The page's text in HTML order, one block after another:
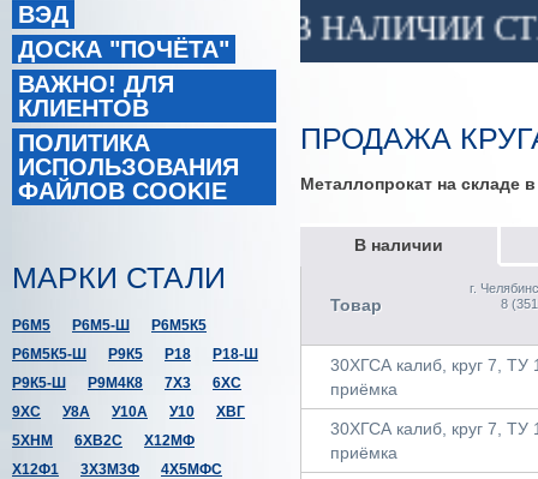
В НАЛИЧИИ СТАЛЬ
ПРОДАЖА
Металлопрокат на складе
В наличии
г.
8
Товар
30ХГСА калиб, круг 7, ТУ
приёмка
30ХГСА калиб, круг 7, ТУ
приёмка
ВЭД
ДОСКА "ПОЧЁТА"
ВАЖНО! ДЛЯ
КЛИЕНТОВ
ПОЛИТИКА
ИСПОЛЬЗОВАНИЯ
ФАЙЛОВ COOKIE
МАРКИ СТАЛИ
Р6М5 Р6М5-Ш
Р6М5К5
Р6М5К5-Ш
Р9К5 Р18
Р18-Ш
Р9К5-Ш
Р9М4К8 7Х3
6ХС
9ХС
У8А У10А У10
ХВГ
5ХНМ
6ХВ2С
Х12МФ
Х12Ф1
3Х3М3Ф
4Х5МФС